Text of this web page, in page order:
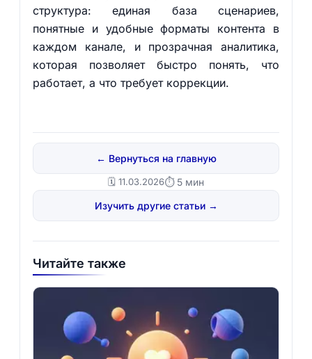
структура: единая база сценариев,
понятные и удобные форматы контента в
каждом канале, и прозрачная аналитика,
которая позволяет быстро понять, что
работает, а что требует коррекции.
← Вернуться на главную
🗓️ 11.03.2026⏱ 5 мин
Изучить другие статьи →
Читайте также